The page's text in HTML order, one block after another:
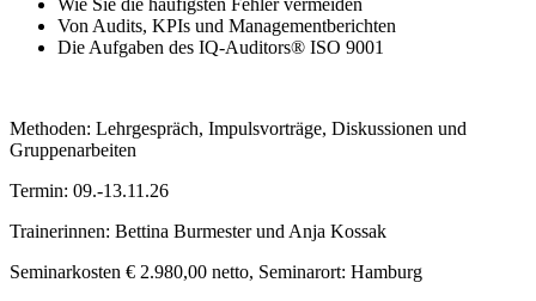
Wie Sie die häufigsten Fehler vermeiden
Von Audits, KPIs und Managementberichten
Die Aufgaben des IQ-Auditors® ISO 9001
Methoden: Lehrgespräch, Impulsvorträge, Diskussionen und
Gruppenarbeiten
Termin: 09.-13.11.26
Trainerinnen: Bettina Burmester und Anja Kossak
Seminarkosten € 2.980,00 netto, Seminarort: Hamburg